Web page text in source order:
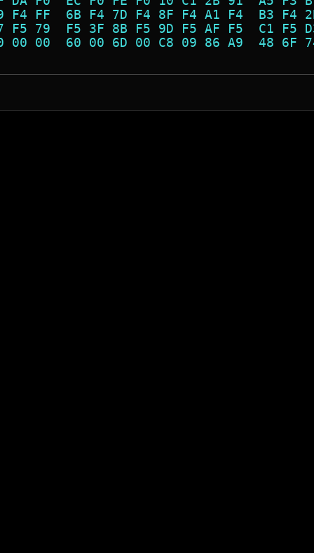
F4 FF  6B F4 7D F4 8F F4 A1 F4  B3
F5 79  F5 3F 8B F5 9D F5 AF F5  C1
00 00  60 00 6D 00 C8 09 86 A9  48